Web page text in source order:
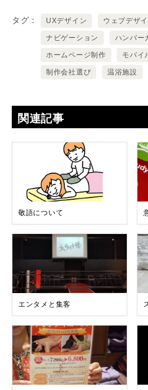
タグ UXデザイン ウェブデザ
ナビゲーション ハンバー
ホームページ制作 モバイ
制作会社選び 温浴施設
関連記事
敬語について
エンタメと集客